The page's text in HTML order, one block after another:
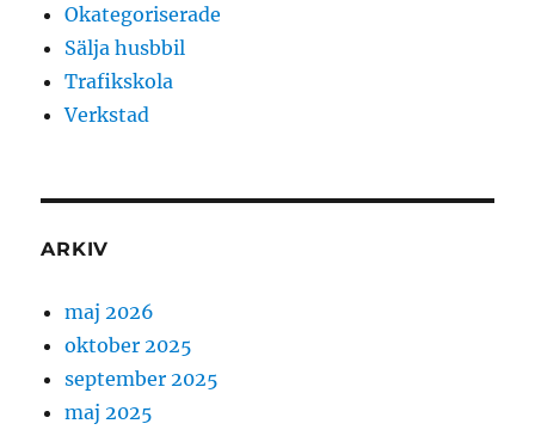
Okategoriserade
Sälja husbbil
Trafikskola
Verkstad
ARKIV
maj 2026
oktober 2025
september 2025
maj 2025